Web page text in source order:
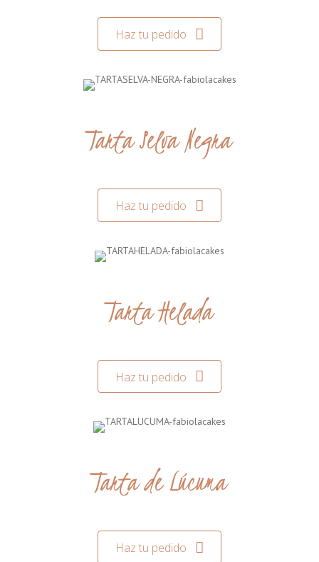
Haz tu pedido
Tarta Selva Negra
Haz tu pedido
Tarta Helada
Haz tu pedido
Tarta de Lúcuma
Haz tu pedido